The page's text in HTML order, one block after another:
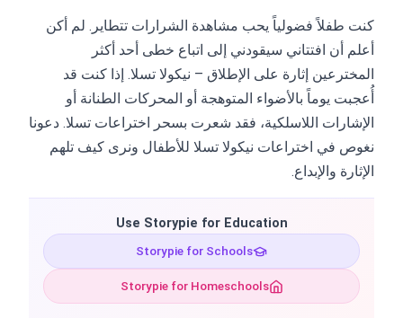
كنت طفلاً فضولياً يحب مشاهدة الشرارات تتطاير. لم أكن
أعلم أن افتتاني سيقودني إلى اتباع خطى أحد أكثر
المخترعين إثارة على الإطلاق – نيكولا تسلا. إذا كنت قد
أُعجبت يوماً بالأضواء المتوهجة أو المحركات الطنانة أو
الإشارات اللاسلكية، فقد شعرت بسحر اختراعات تسلا. دعونا
نغوص في اختراعات نيكولا تسلا للأطفال ونرى كيف تلهم
الإثارة والإبداع.
Use Storypie for Education
Storypie for Schools
Storypie for Homeschools